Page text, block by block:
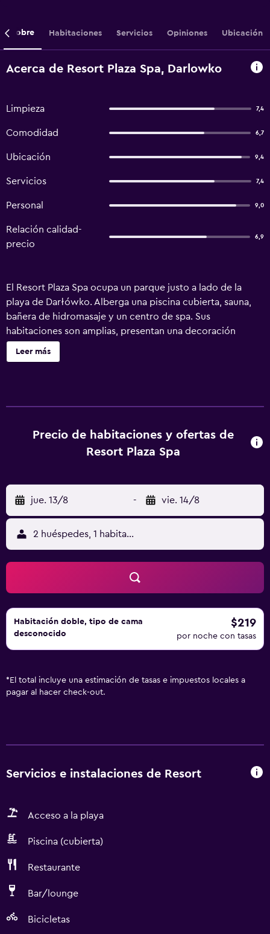
Sobre Habitaciones Servicios Opiniones Ubicación
Acerca de Resort Plaza Spa, Darlowko
Limpieza 7,4
Comodidad 6,7
Ubicación 9,4
Servicios 7,4
Personal 9,0
Relación calidad-
precio
6,9
El Resort Plaza Spa ocupa un parque justo a lado de la
playa de Darłówko. Alberga una piscina cubierta, sauna,
bañera de hidromasaje y un centro de spa. Sus
habitaciones son amplias, presentan una decoración
clásica e incluyen zona de estar, TV de pantalla plana,
nevera, hervidor de agua eléctrico y un baño privado con
Este complejo se encuentra en Darłowo, a 350 metros del
faro, a 600 metros del muelle y a 5 km de la estación de
Leer más
Precio de habitaciones y ofertas de
Resort Plaza Spa
jue. 13/8 - vie. 14/8
2 huéspedes, 1 habitación
Habitación doble, tipo de cama
desconocido
$219
por noche con tasas
* El total incluye una estimación de tasas e impuestos locales a
pagar al hacer check-out.
Servicios e instalaciones de Resort
Acceso a la playa
Piscina (cubierta)
Restaurante
Bar/lounge
Bicicletas